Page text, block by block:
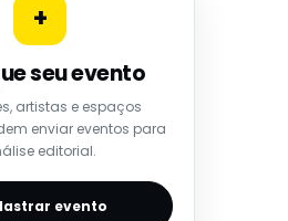
+
seu evento
artistas e espaços
enviar eventos para
editorial.
evento